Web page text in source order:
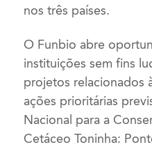
nos três países.
O Funbio abre
instituições sem fins
projetos relacionados
ações prioritárias
Nacional para a
Cetáceo Toninha: